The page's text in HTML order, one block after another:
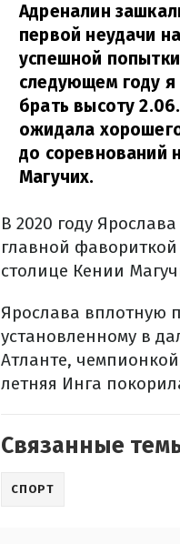
Адреналин
первой неудачи
успешной
следующем году
брать высоту
ожидала
до соревнований
Магучих.
В 2020 году
главной
столице Кении
Ярослава вплотную
установленному в
Атланте,
летняя Инга
Связанные
СПОРТ